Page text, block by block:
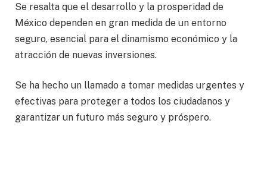
Se resalta que el desarrollo y la prosperidad de
México dependen en gran medida de un entorno
seguro, esencial para el dinamismo económico y la
atracción de nuevas inversiones.
Se ha hecho un llamado a tomar medidas urgentes y
efectivas para proteger a todos los ciudadanos y
garantizar un futuro más seguro y próspero.